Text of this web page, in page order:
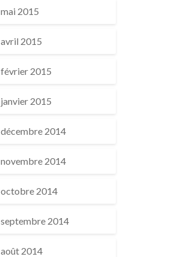
mai 2015
avril 2015
février 2015
janvier 2015
décembre 2014
novembre 2014
octobre 2014
septembre 2014
août 2014